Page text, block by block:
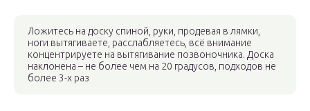
Ложитесь на доску спиной, руки, продевая в лямки,
ноги вытягиваете, расслабляетесь, всё внимание
концентрируете на вытягивание позвоночника. Доска
наклонена – не более чем на 20 градусов, подходов не
более 3-х раз